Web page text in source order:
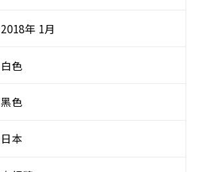
2018年 1月
白色
黑色
日本